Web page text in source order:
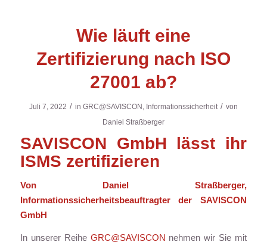
Wie läuft eine
Zertifizierung nach ISO
27001 ab?
Juli 7, 2022 / in GRC@SAVISCON Informationssicherheit / von
Daniel Straßberger
SAVISCON GmbH lässt ihr
ISMS zertifizieren
Von Daniel Straßberger,
Informationssicherheitsbeauftragter der SAVISCON
GmbH
In unserer Reihe GRC@SAVISCON nehmen wir Sie mit